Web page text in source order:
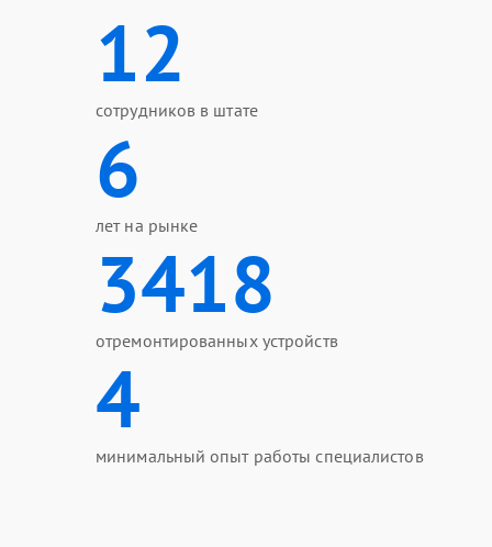
12
сотрудников в штате
6
лет на рынке
3418
отремонтированных устройств
4
минимальный опыт работы специалистов